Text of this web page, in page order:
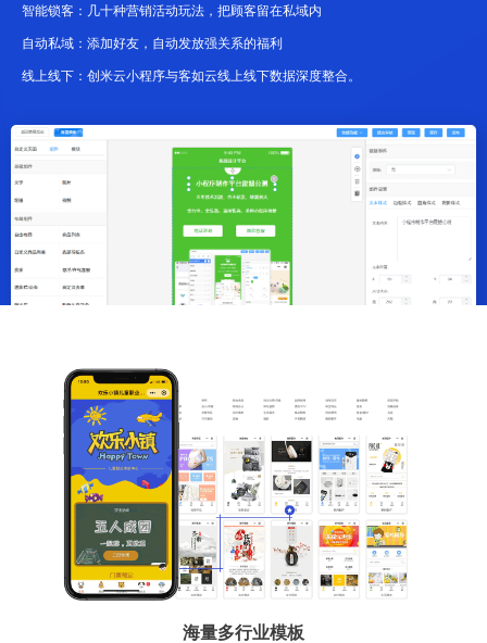
智能锁客：几十种营销活动玩法，把顾客留在私域内
自动私域：添加好友，自动发放强关系的福利
线上线下：创米云小程序与客如云线上线下数据深度整合。
海量多行业模板